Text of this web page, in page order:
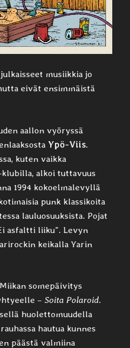
musiikkia jo
eivät ensimmäistä
aallon vyöryssä
Ypö-Viis.
kuten vaikka
alkoi tuttavuus
1994 kokoelmalevyllä
punk klassikoita
lauluosuuksista. Pojat
asfaltti liiku”. Levyn
keikalla Yarin
somepäivitys
– Soita Polaroid.
huolettomuudella
hautua kunnes
päästä valmiina